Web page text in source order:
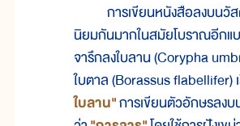
การเขียนหนังสือลงบนวัส
นิยมกันมากในสมัยโบราณอีกแ
จารึกลงใบลาน (Corypha
ใบตาล (Borassus flabellifer)
ใบลาน"การเขียนตัวอักษรลงบ